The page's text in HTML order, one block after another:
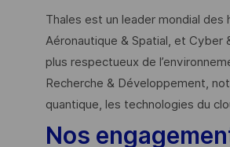
Thales est un leader mondial
Aéronautique & Spatial, et Cyber
plus respectueux de
Recherche & Développement,
quantique, les technologies du
Nos